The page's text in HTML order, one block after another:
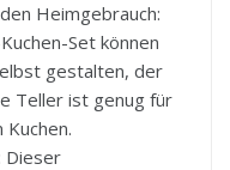
Heimgebrauch:
Set können
gestalten, der
Teller ist genug für
Dieser